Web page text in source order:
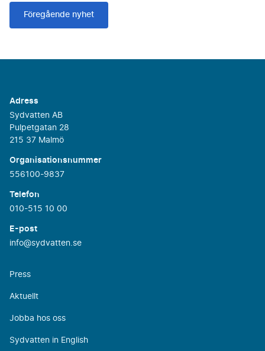
Föregående nyhet
Adress
Sydvatten AB
Pulpetgatan 28
215 37 Malmö
Organisationsnummer
556100-9837
Telefon
010-515 10 00
E-post
info@sydvatten.se
Press
Aktuellt
Jobba hos oss
Sydvatten in English